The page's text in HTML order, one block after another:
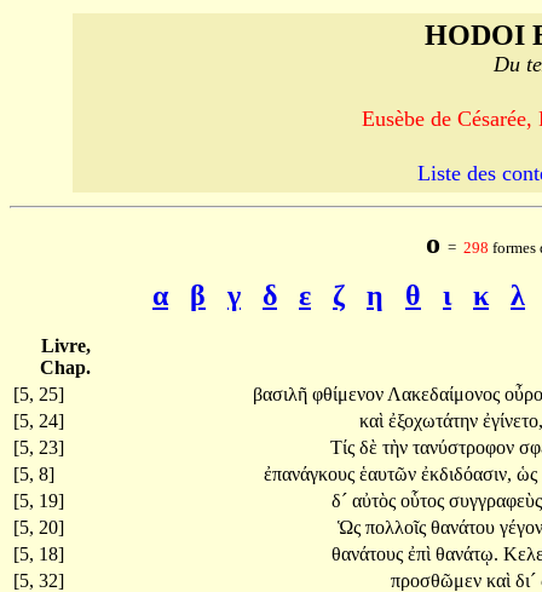
HODOI
Du
Eusèbe de
Liste des
ο = 298 formes
α β γ δ ε ζ η θ ι κ λ
Livre,
Chap.
[5, 25]
βασιλῆ φθίμενον Λακεδαίμονος
[5, 24]
καὶ ἐξοχωτάτην ἐγίνετο,
[5, 23]
Τίς δὲ τὴν τανύστροφον
[5, 8]
ἐπανάγκους ἑαυτῶν ἐκδιδόασιν, ὡς
[5, 19]
δ´ αὐτὸς οὗτος
[5, 20]
Ὡς πολλοῖς θανάτου
[5, 18]
θανάτους ἐπὶ θανάτῳ.
[5, 32]
προσθῶμεν καὶ δι´